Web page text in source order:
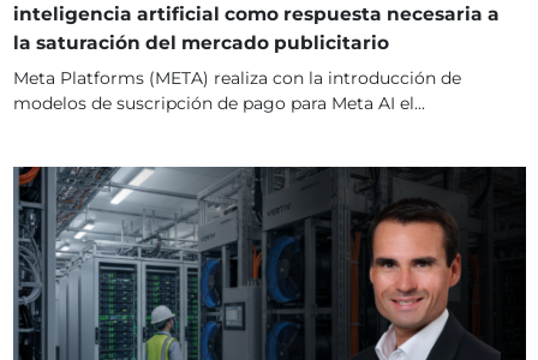
inteligencia artificial como respuesta necesaria a
la saturación del mercado publicitario
Meta Platforms (META) realiza con la introducción de
modelos de suscripción de pago para Meta AI el...